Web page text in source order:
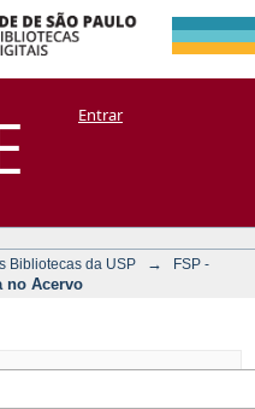
+ CoriscoEntrar
Bibliotecas da USP →
FSP -
no Acervo